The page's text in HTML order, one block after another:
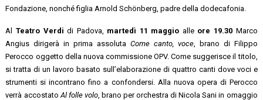
Fondazione, nonché figlia Arnold Schönberg, padre della dodecafonia.
AlTeatro Verdidi Padova, martedì 11 maggio alle ore 19.30 Marco
Angius dirigerà in prima assoluta Come canto, voce, brano di Filippo
Perocco oggetto della nuova commissione OPV. Come suggerisce il titolo,
si tratta di un lavoro basato sull’elaborazione di quattro canti dove voci e
strumenti si incontrano fino a confondersi. Alla nuova opera di Perocco
verrà accostato Al folle volo, brano per orchestra di Nicola Sani in omaggio